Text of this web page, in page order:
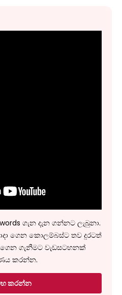
ගැන දැන ගන්නට ලැබුනා.
ගෙන කොලම්බස්ට තව දුරටත්
ගැනීමට වැඩසටහනක්
කරන්න.
කරන්න